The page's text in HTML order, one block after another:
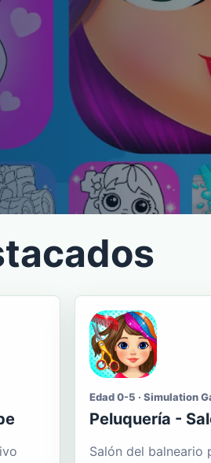
Edad 0-5 · Simulation
Peluquería -
Salón del balneario